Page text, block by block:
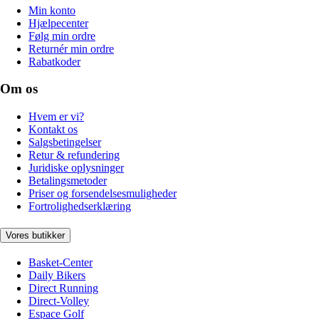
Min konto
Hjælpecenter
Følg min ordre
Returnér min ordre
Rabatkoder
Om os
Hvem er vi?
Kontakt os
Salgsbetingelser
Retur & refundering
Juridiske oplysninger
Betalingsmetoder
Priser og forsendelsesmuligheder
Fortrolighedserklæring
Vores butikker
Basket-Center
Daily Bikers
Direct Running
Direct-Volley
Espace Golf